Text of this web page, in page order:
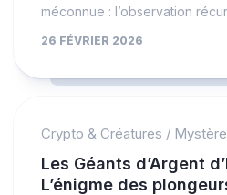
méconnue : l’observation
26 FÉVRIER 2026
Crypto & Créatures /
Les Géants d’Argent
L’énigme des